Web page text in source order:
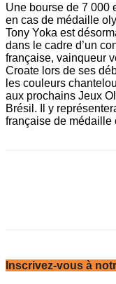
Une bourse de 7 000
en cas de médaille
Tony Yoka est
dans le cadre d’un
française, vainqueur
Croate lors de ses
les couleurs
aux prochains Jeux
Brésil. Il y
française de médaille
Inscrivez-vous à